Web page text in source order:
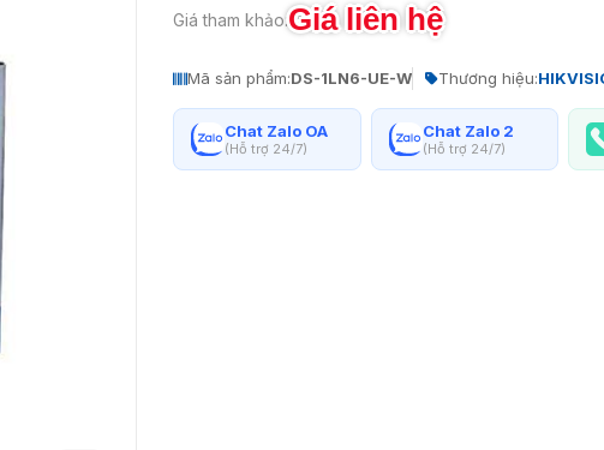
Giá tham khảo:Giá liên hệ
Mã sản phẩm:DS-1LN6-UE-W Thương hiệu:
Chat Zalo OA
(Hỗ trợ 24/7)
Chat Zalo 2
(Hỗ trợ 24/7)